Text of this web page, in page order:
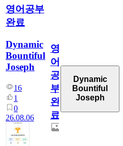
영어공부
완료
Dynamic
Bountiful
Joseph
16
1
0
26.08.06
영
어
공
부
완
료
Dynamic
Bountiful
Joseph